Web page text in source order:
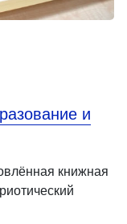
и
книжная